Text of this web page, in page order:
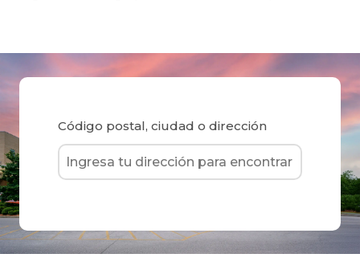
Código postal, ciudad o dirección